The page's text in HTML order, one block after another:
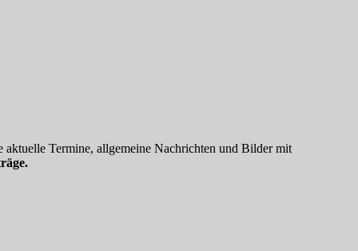
Termine, allgemeine Nachrichten und Bilder mit